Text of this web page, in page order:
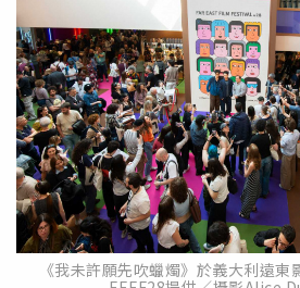
《我未許願先吹蠟燭》於義大利遠